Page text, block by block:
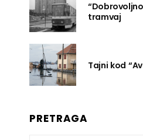
tramvaj
Tajni kod
PRETRAGA